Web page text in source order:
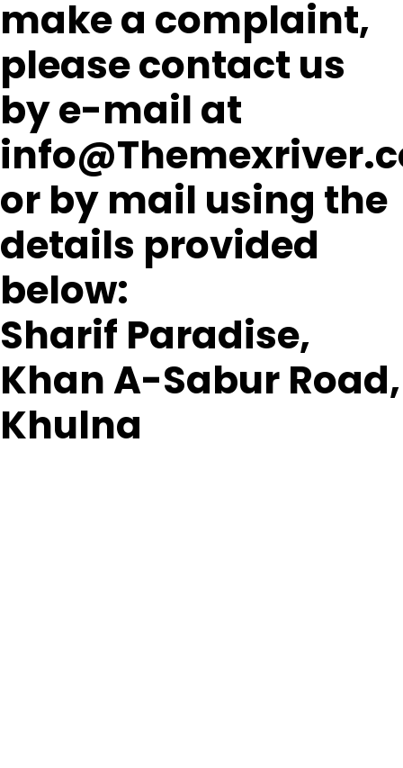
make a complaint,
please contact us
by e-mail at
or by mail using the
details provided
below:
Sharif Paradise,
Khan A-Sabur Road,
Khulna